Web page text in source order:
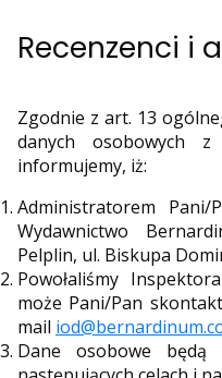
Recenzenci i
Zgodnie z art. 13
danych osobowych
informujemy, iż:
Administratorem Pani/
Wydawnictwo
Pelplin, ul. Biskupa
Powołaliśmy
może Pani/Pan
mail
Dane osobowe